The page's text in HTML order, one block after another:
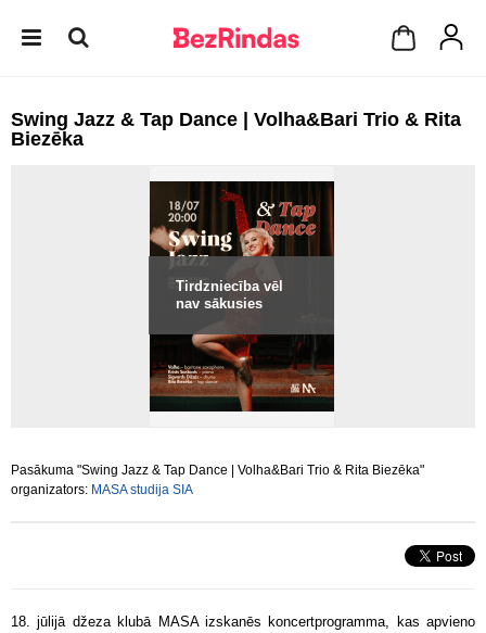
Swing Jazz & Tap Dance | Volha&Bari Trio & Rita
Biezēka
Tirdzniecība vēl
nav sākusies
Pasākuma "Swing Jazz & Tap Dance | Volha&Bari Trio & Rita Biezēka"
organizators: MASA studija SIA
18. jūlijā džeza klubā MASA izskanēs koncertprogramma, kas apvieno